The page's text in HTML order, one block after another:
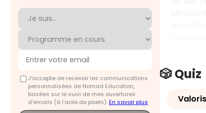
J'accepte de recevoir les communications
personnalisées de Nomad Education,
basées sur le suivi de mes ouvertures
d'emails (à l’aide de pixels).En savoir plus
🎲 Quiz